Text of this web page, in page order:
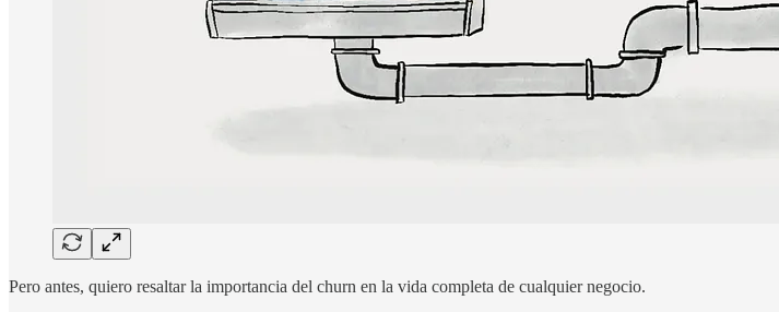
Pero antes, quiero resaltar la importancia del churn en la vida completa de cualquier negocio.